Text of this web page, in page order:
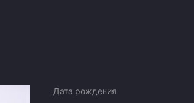
Дата рождения